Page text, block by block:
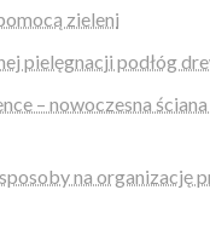
zieleni
pielęgnacji podłóg
– nowoczesna
na organizację